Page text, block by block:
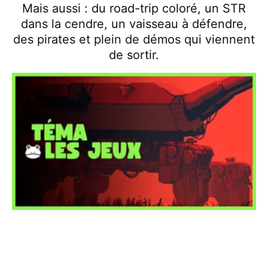
Mais aussi : du road-trip coloré, un STR
dans la cendre, un vaisseau à défendre,
des pirates et plein de démos qui viennent
de sortir.